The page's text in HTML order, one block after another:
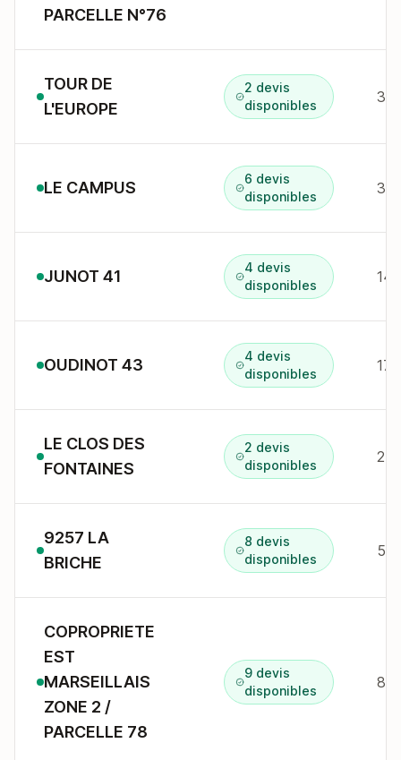
PARCELLE N°76
TOUR DE
L'EUROPE
2 devis
disponibles
3
LE CAMPUS
6 devis
disponibles
3
JUNOT 41
4 devis
disponibles
OUDINOT 43
4 devis
disponibles
LE CLOS DES
FONTAINES
2 devis
disponibles
2
9257 LA
BRICHE
8 devis
disponibles
51
COPROPRIETE
EST
MARSEILLAIS
ZONE 2 /
PARCELLE 78
9 devis
disponibles
86